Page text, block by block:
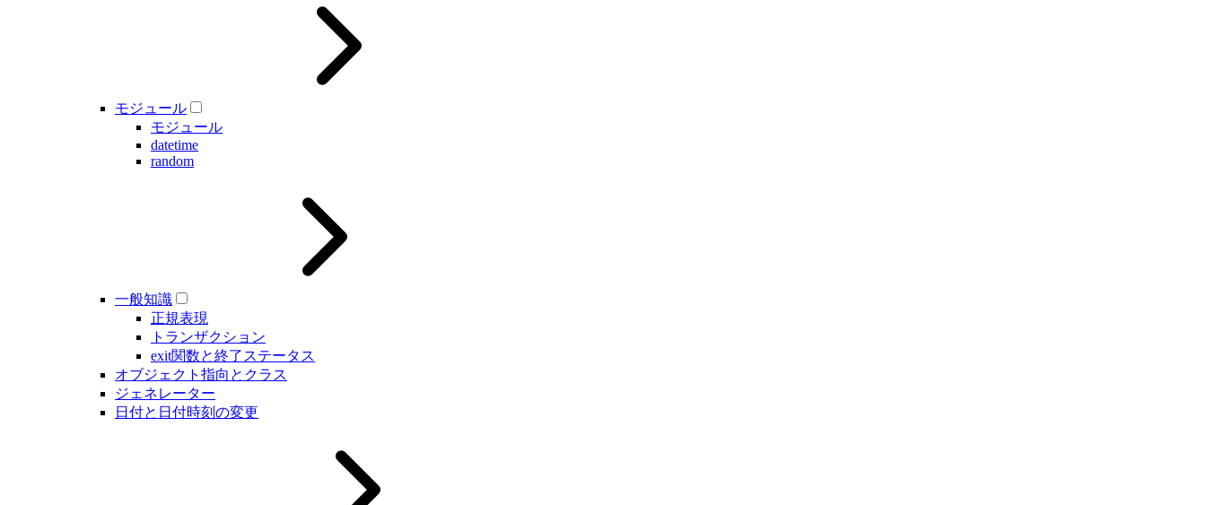
モジュール
モジュール
datetime
random
一般知識
正規表現
トランザクション
exit関数と終了ステータス
オブジェクト指向とクラス
ジェネレーター
日付と日付時刻の変更